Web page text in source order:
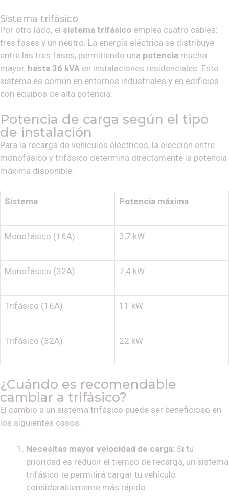
Sistema trifásico
Por otro lado, el sistema trifásico emplea cuatro cables:
tres fases y un neutro. La energía eléctrica se distribuye
entre las tres fases, permitiendo una potencia mucho
mayor, hasta 36 kVA en instalaciones residenciales. Este
sistema es común en entornos industriales y en edificios
con equipos de alta potencia.
Potencia de carga según el tipo
de instalación
Para la recarga de vehículos eléctricos, la elección entre
monofásico y trifásico determina directamente la potencia
máxima disponible:
Sistema Potencia máxima
Monofásico (16A) 3,7 kW
Monofásico (32A) 7,4 kW
Trifásico (16A) 11 kW
Trifásico (32A) 22 kW
¿Cuándo es recomendable
cambiar a trifásico?
El cambio a un sistema trifásico puede ser beneficioso en
los siguientes casos:
Necesitas mayor velocidad de carga: Si tu
prioridad es reducir el tiempo de recarga, un sistema
trifásico te permitirá cargar tu vehículo
considerablemente más rápido.